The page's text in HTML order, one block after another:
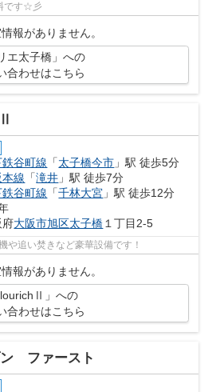
です☆彡
報がありません。
エ太子橋」への
合わせはこちら
鉄谷町線 「太子橋今市 」駅 徒歩5分
線 「滝井 」駅 徒歩7分
鉄谷町線 「千林大宮 」駅 徒歩12分
府大阪市旭区太子橋 １丁目2-5
や追い焚きなど豪華設備です！
報がありません。
」への
合わせはこちら
ファースト